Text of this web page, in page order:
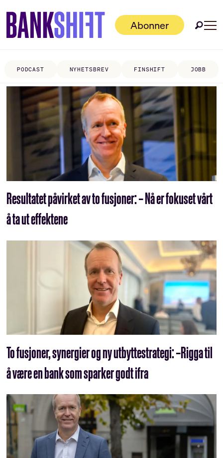
Abonner
PODCAST NYHETSBREV FINSHIFT JOBB
Tag:
hans
kristian
glesne
Resultatet påvirket av to fusjoner: – Nå er fokuset vårt
å ta ut effektene
To fusjoner, synergier og ny utbyttestrategi: –Rigga til
å være en bank som sparker godt ifra